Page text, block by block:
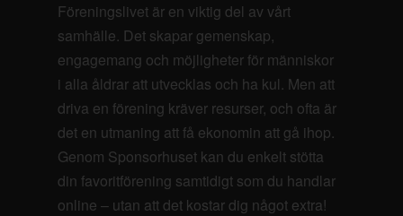
Föreningslivet är en viktig del av vårt
samhälle. Det skapar gemenskap,
engagemang och möjligheter för människor
i alla åldrar att utvecklas och ha kul. Men att
driva en förening kräver resurser, och ofta är
det en utmaning att få ekonomin att gå ihop.
Genom Sponsorhuset kan du enkelt stötta
din favoritförening samtidigt som du handlar
online – utan att det kostar dig något extra!